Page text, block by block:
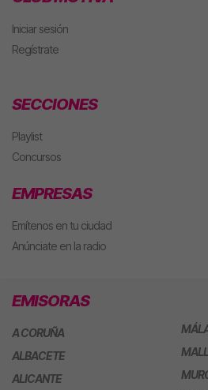
Iniciar sesión
Regístrate
SECCIONES
Playlist
Concursos
EMPRESAS
Emítenos en tu ciudad
Anúnciate en la radio
EMISORAS
A CORUÑA
ALBACETE
ALICANTE